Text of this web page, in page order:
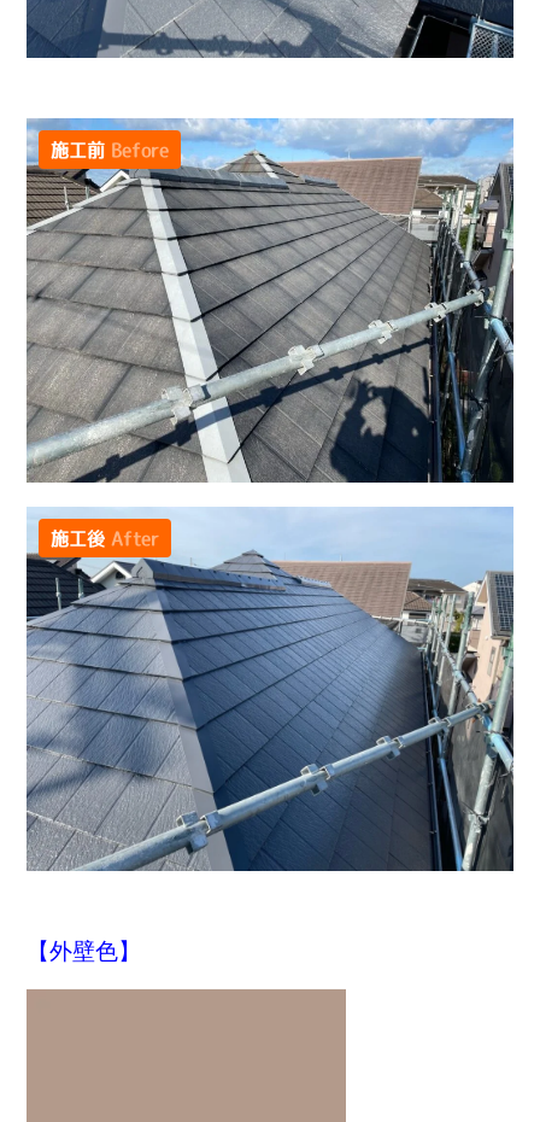
施工前 Before
施工後 After
【外壁色】